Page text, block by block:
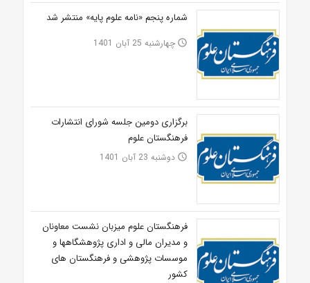
شماره پنجم «نامه علوم پایه» منتشر شد
access_time چهارشنبه 25 آبان 1401
برگزاری دومین جلسه شورای انتشارات
فرهنگستان علوم
access_time دوشنبه 23 آبان 1401
فرهنگستان علوم میزبان نشست معاونان
و مدیران مالی و اداری پژوهشگاهها و
موسسات پژوهشی و فرهنگستان های
کشور